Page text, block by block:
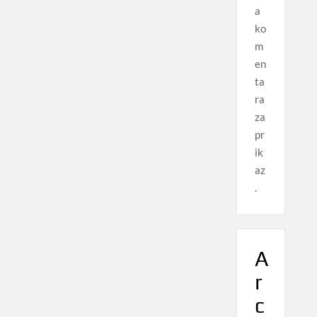
a
ko
m
en
ta
ra
za
pr
ik
az
.
A
r
c